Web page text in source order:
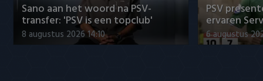
Roda JC
SC Heerenveen
Sano aan het woord na PSV-
transfer: 'PSV is een topclub'
8 augustus 2026 14:10
PSV
ervaren
6 augustus